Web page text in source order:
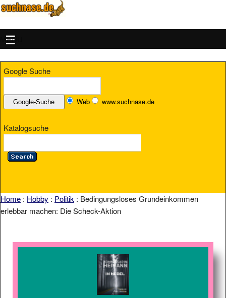
MENU
Google Suche
Web www.suchnase.de
Katalogsuche
Home : Hobby : Politik : Bedingungsloses Grundeinkommen
erlebbar machen: Die Scheck-Aktion